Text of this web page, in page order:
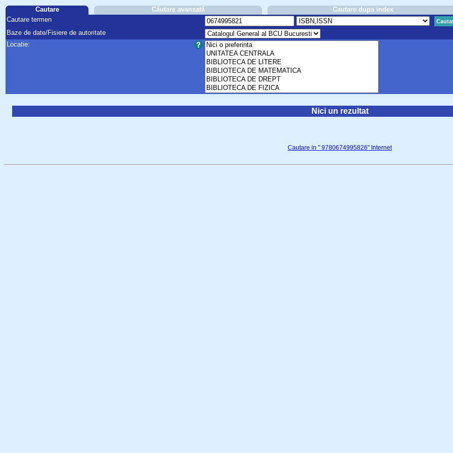
Cautare Căutare avansată Cautare dupa index
Cautare termen
Baze de date/Fisiere de autoritate
Locatie:
Nici un rezultat
Cautare in " 9780674995826" Internet